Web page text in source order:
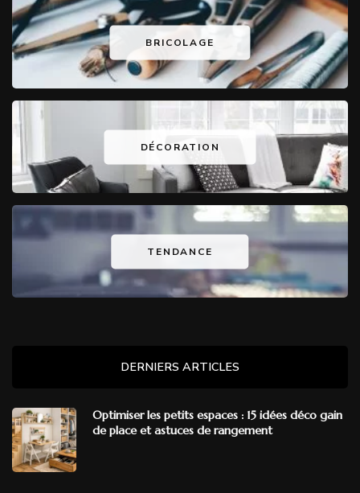
BRICOLAGE
DÉCORATION
TENDANCE
DERNIERS ARTICLES
Optimiser les petits espaces : 15 idées déco gain
de place et astuces de rangement